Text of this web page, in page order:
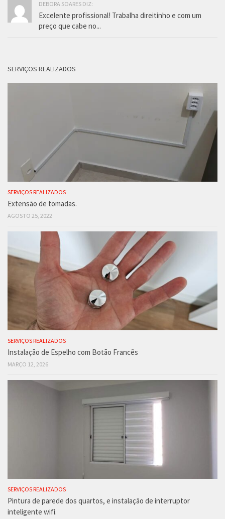
DEBORA SOARES DIZ:
Excelente profissional! Trabalha direitinho e com um
preço que cabe no...
SERVIÇOS REALIZADOS
SERVIÇOS REALIZADOS
Extensão de tomadas.
AGOSTO 25, 2022
SERVIÇOS REALIZADOS
Instalação de Espelho com Botão Francês
MARÇO 12, 2026
SERVIÇOS REALIZADOS
Pintura de parede dos quartos, e instalação de interruptor
inteligente wifi.